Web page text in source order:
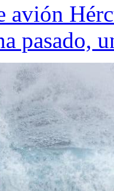
avión
pasado,